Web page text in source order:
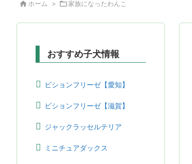
 ホーム > 家族になったわんこ
おすすめ子犬情報
ビションフリーゼ【愛知】
ビションフリーゼ【滋賀】
ジャックラッセルテリア
ミニチュアダックス